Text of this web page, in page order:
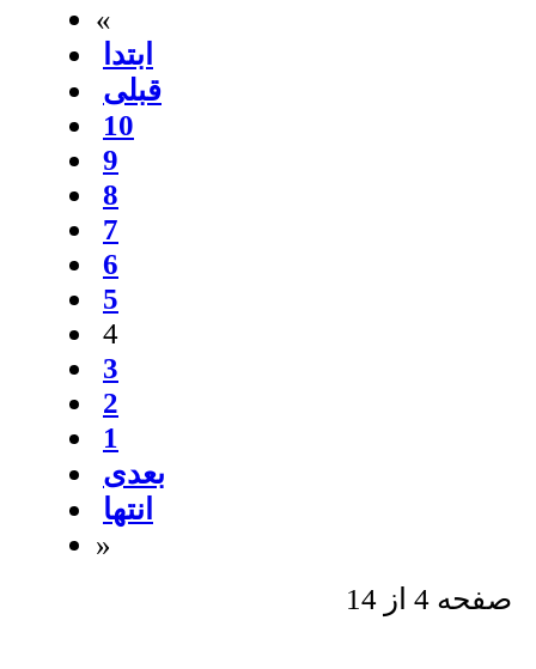
«
ابتدا
قبلی
10
9
8
7
6
5
4
3
2
1
بعدی
انتها
»
صفحه 4 از 14